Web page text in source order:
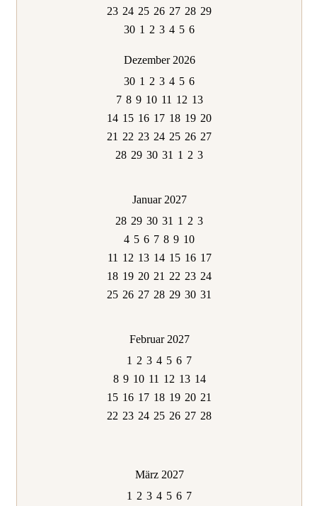
23 24 25 26 27 28 29
30 1 2 3 4 5 6
Dezember 2026
30 1 2 3 4 5 6
7 8 9 10 11 12 13
14 15 16 17 18 19 20
21 22 23 24 25 26 27
28 29 30 31 1 2 3
Januar 2027
28 29 30 31 1 2 3
4 5 6 7 8 9 10
11 12 13 14 15 16 17
18 19 20 21 22 23 24
25 26 27 28 29 30 31
Februar 2027
1 2 3 4 5 6 7
8 9 10 11 12 13 14
15 16 17 18 19 20 21
22 23 24 25 26 27 28
März 2027
1 2 3 4 5 6 7